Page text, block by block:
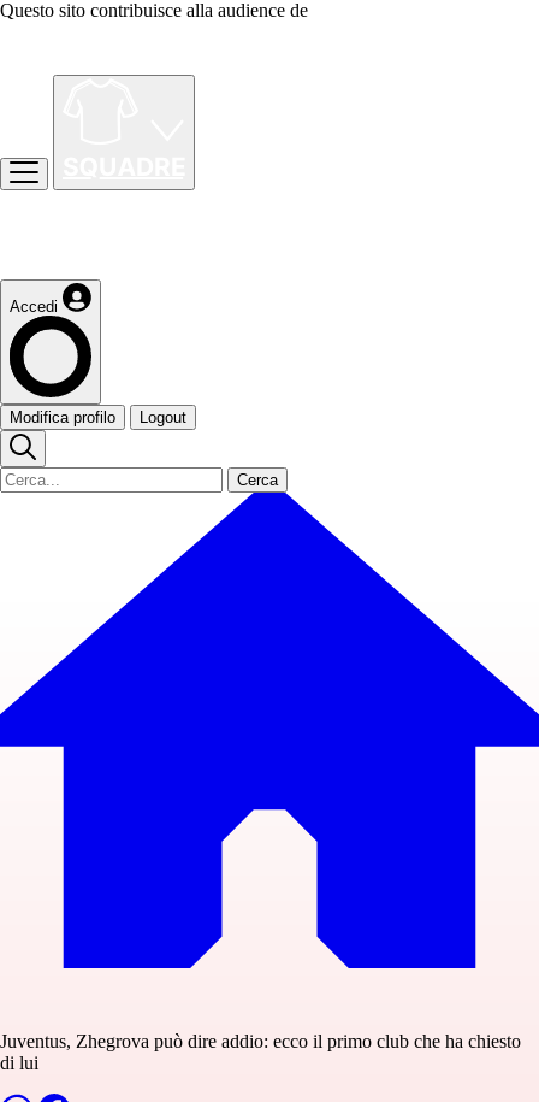
Questo sito contribuisce alla audience de
Accedi
Modifica profilo Logout
Cerca
Juventus, Zhegrova può dire addio: ecco il primo club che ha chiesto
di lui